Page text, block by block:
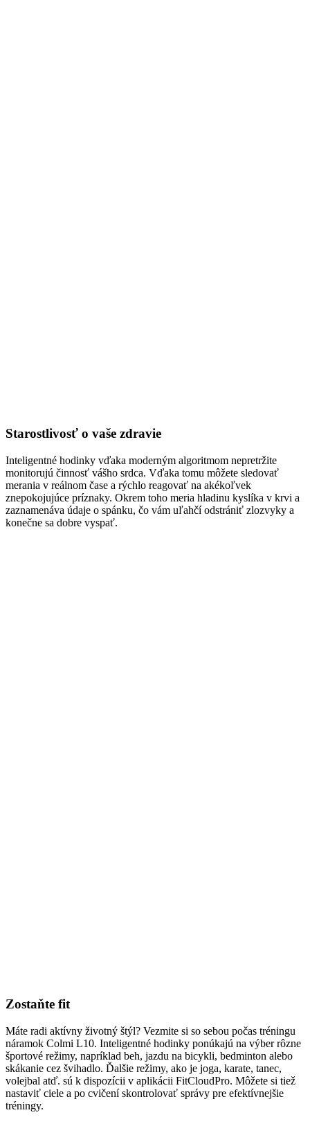
Starostlivosť o vaše zdravie
Inteligentné hodinky vďaka moderným algoritmom nepretržite
monitorujú činnosť vášho srdca. Vďaka tomu môžete sledovať
merania v reálnom čase a rýchlo reagovať na akékoľvek
znepokojujúce príznaky. Okrem toho meria hladinu kyslíka v krvi a
zaznamenáva údaje o spánku, čo vám uľahčí odstrániť zlozvyky a
konečne sa dobre vyspať.
Zostaňte fit
Máte radi aktívny životný štýl? Vezmite si so sebou počas tréningu
náramok Colmi L10. Inteligentné hodinky ponúkajú na výber rôzne
športové režimy, napríklad beh, jazdu na bicykli, bedminton alebo
skákanie cez švihadlo. Ďalšie režimy, ako je joga, karate, tanec,
volejbal atď. sú k dispozícii v aplikácii FitCloudPro. Môžete si tiež
nastaviť ciele a po cvičení skontrolovať správy pre efektívnejšie
tréningy.